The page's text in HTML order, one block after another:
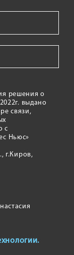
решения о
выдано
связи,
с
Ньюс»
г.Киров,